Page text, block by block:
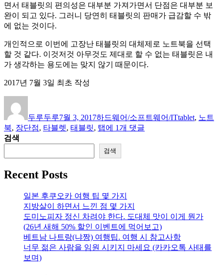
면서 태블릿의 편의성은 대부분 가져가면서 단점은 대부분 보
완이 되고 있다. 그러니 당연히 태블릿의 판매가 급감할 수 밖
에 없는 것이다.
개인적으로 이번에 고장난 태블릿의 대체제로 노트북을 선택
할 것 같다. 이것저것 아무것도 제대로 할 수 없는 태블릿은 내
가 생각하는 용도에는 맞지 않기 때문이다.
2017년 7월 3일 최초 작성
이
두루두루일
자
7월 3, 2017고
리
하드웨어/소프트웨어/ITtablet, 노트
북, 장단점, 타블렛, 태블릿, 탭태
릿
pc
한
가?
(태
블
릿
이
에 1개 댓글
검색
검색
Recent Posts
일본 후쿠오카 여행 팁 몇 가지
지방살이 하면서 느낀 점 몇 가지
도미노피자 정신 차려야 한다. 도대체 맛이 이게 뭔가
(26년 새해 50% 할인 이벤트에 먹어보고)
베트남 나트랑(냐짱) 여행팁. 여행 시 참고사항
너무 젊은 사람을 임원 시키지 마세요 (카카오톡 사태를
보며)